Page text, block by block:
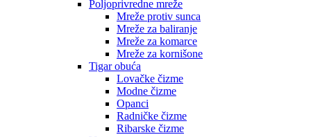
Poljoprivredne mreže
Mreže protiv sunca
Mreže za baliranje
Mreže za komarce
Mreže za kornišone
Tigar obuća
Lovačke čizme
Modne čizme
Opanci
Radničke čizme
Ribarske čizme